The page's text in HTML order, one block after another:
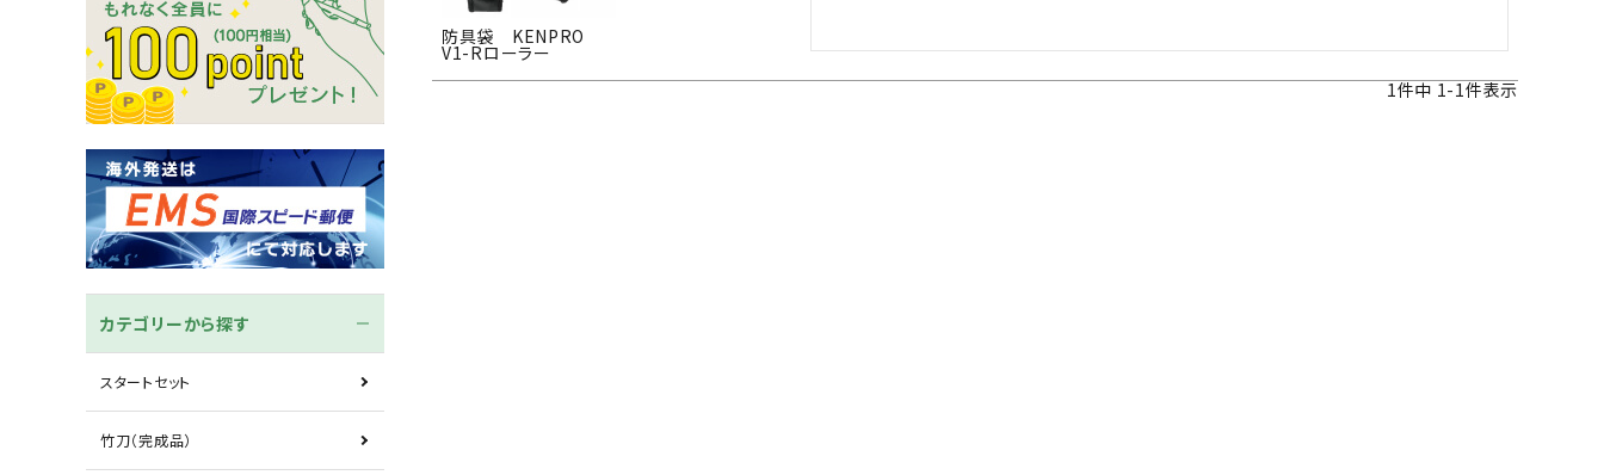
カテゴリーから探す
スタートセット
竹刀（完成品）
防具袋 KENPRO
V1-Rローラー
1件中1-1件表示